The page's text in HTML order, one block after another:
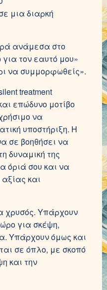
μια διαρκή
ανάμεσα στο
τον εαυτό μου»
να συμμορφωθείς».
treatment
επώδυνο μοτίβο
να
υποστήριξη. Η
σε βοηθήσει να
δυναμική της
όριά σου και να
και
χρυσός. Υπάρχουν
για σκέψη,
Υπάρχουν όμως και
σε όπλο, με σκοπό
και την